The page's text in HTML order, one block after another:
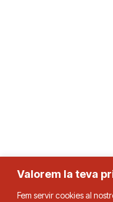
Valorem la teva
Fem servir cookies al
Federació